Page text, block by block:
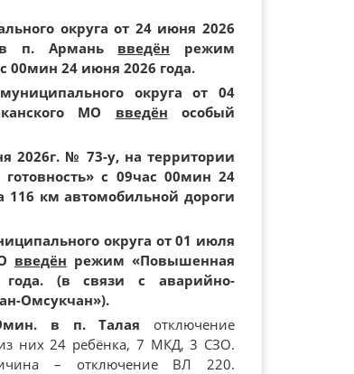
округа от 24 июня 2026
п. Армань введён режим
00мин 24 июня 2026 года.
округа от 04
МО введён особый
2026г. № 73-у, на территории
с 09час 00мин 24
116 км автомобильной дороги
округа от 01 июля
введён режим «Повышенная
(в связи с аварийно-
Омсукчан»).
в п. Талая отключение
из них 24 ребёнка, 7 МКД, 3 СЗО.
– отключение ВЛ 220.